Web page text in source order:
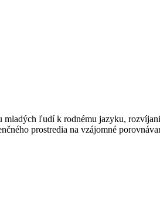
ľudí k rodnému jazyku,
prostredia na vzájomné